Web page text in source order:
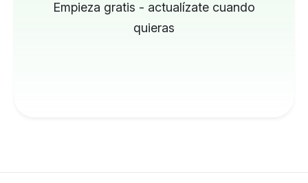
Empieza gratis - actualízate cuando
quieras